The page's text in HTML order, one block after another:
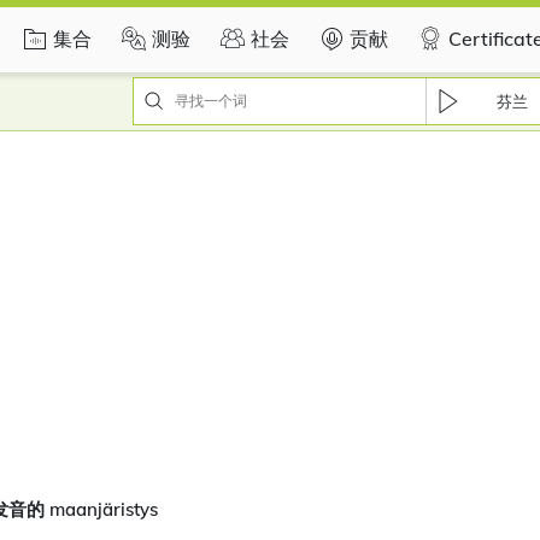
集合 测验 社会 贡献
芬兰
音的 maanjäristys